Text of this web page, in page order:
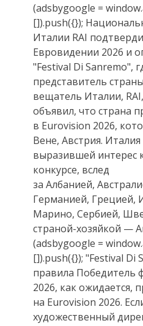
(adsbygoogle =
[]).push({});
Италии RAI
Евровидении 2026 и
"Festival Di Sanremo",
представитель
вещатель Италии,
объявил, что страна
в Eurovision 2026,
Вене, Австрия.
выразившей интерес
конкурсе, вслед
за Албанией,
Германией, Грецией,
Марино, Сербией,
страной-хозяйкой —
(adsbygoogle =
[]).push({}); "Festival Di
правила Победитель
2026, как ожидается,
на Eurovision 2026.
художественный